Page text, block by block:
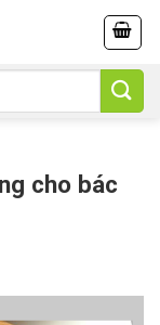
cho bác